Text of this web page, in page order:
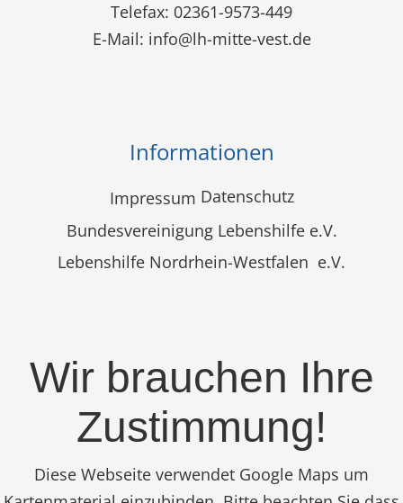
Telefax: 02361-9573-449
E-Mail: info@lh-mitte-vest.de
Informationen
Impressum Datenschutz
Bundesvereinigung Lebenshilfe e.V.
Lebenshilfe Nordrhein-Westfalen e.V.
Wir brauchen Ihre
Zustimmung!
Diese Webseite verwendet Google Maps um